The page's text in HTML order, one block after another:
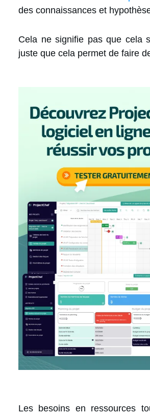
des connaissances et
Cela ne signifie pas que cela
juste que cela permet de faire
Les besoins en ressources